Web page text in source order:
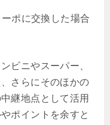
ポに交換した場合
ビニやスーパー、
さらにそのほかの
継地点として活用
ポイントを余すと